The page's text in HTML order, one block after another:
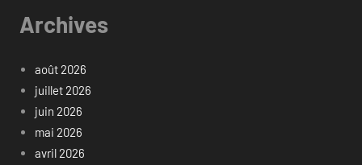
Archives
août 2026
juillet 2026
juin 2026
mai 2026
avril 2026